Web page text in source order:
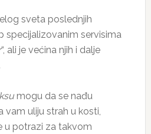
sveta poslednjih
specijalizovanim servisima
“, ali je većina njih i dalje
mogu da se nađu
vam uliju strah u kosti,
u potrazi za takvom